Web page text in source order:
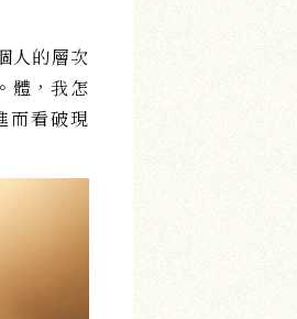
人的層次
體，我怎
而看破現